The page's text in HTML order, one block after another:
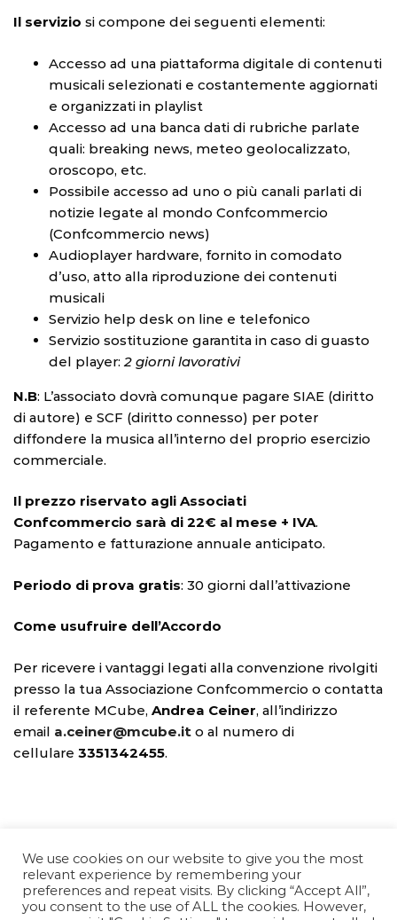
Il servizio si compone dei seguenti elementi:
Accesso ad una piattaforma digitale di contenuti
musicali selezionati e costantemente aggiornati
e organizzati in playlist
Accesso ad una banca dati di rubriche parlate
quali: breaking news, meteo geolocalizzato,
oroscopo, etc.
Possibile accesso ad uno o più canali parlati di
notizie legate al mondo Confcommercio
(Confcommercio news)
Audioplayer hardware, fornito in comodato
d’uso, atto alla riproduzione dei contenuti
musicali
Servizio help desk on line e telefonico
Servizio sostituzione garantita in caso di guasto
del player: 2 giorni lavorativi
N.B: L’associato dovrà comunque pagare SIAE (diritto
di autore) e SCF (diritto connesso) per poter
diffondere la musica all’interno del proprio esercizio
commerciale.
Il prezzo riservato agli Associati
Confcommercio sarà di 22€ al mese + IVA.
Pagamento e fatturazione annuale anticipato.
Periodo di prova gratis: 30 giorni dall’attivazione
Come usufruire dell’Accordo
Per ricevere i vantaggi legati alla convenzione rivolgiti
presso la tua Associazione Confcommercio o contatta
il referente MCube, Andrea Ceiner, all’indirizzo
email a.ceiner@mcube.it o al numero di
cellulare 3351342455.
We use cookies on our website to give you the most
relevant experience by remembering your
preferences and repeat visits. By clicking “Accept All”,
you consent to the use of ALL the cookies. However,